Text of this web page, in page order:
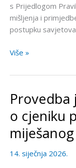
s Prijedlogom
mišljenja i
postupku
Više »
Provedba
o cjeniku
14. siječnja 2026.
Provedba
savjetovanja
o
cjeniku
prikupljanja